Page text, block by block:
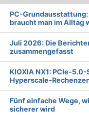
PC-Grundausstattung:
braucht man im Alltag
Juli 2026: Die
zusammengefasst
KIOXIA NX1: PCIe-
Hyperscale-
Fünf einfache Wege,
sicherer wird